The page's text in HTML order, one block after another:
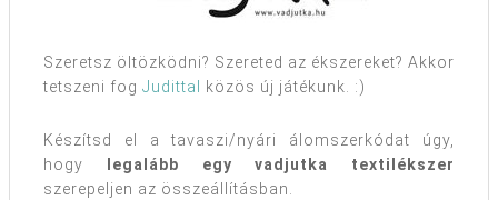
Szeretsz öltözködni? Szereted az ékszereket? Akkor
tetszeni fog Judittal közös új játékunk. :)
Készítsd el a tavaszi/nyári álomszerkódat úgy,
hogy
legalább egy vadjutka textilékszer
szerepeljen az összeállításban.